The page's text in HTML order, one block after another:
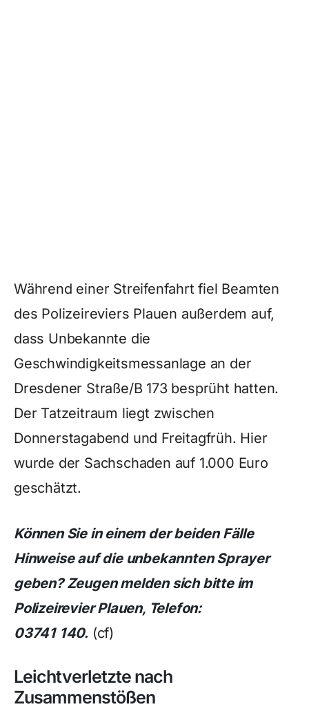
Während einer Streifenfahrt fiel Beamten
des Polizeireviers Plauen außerdem auf,
dass Unbekannte die
Geschwindigkeitsmessanlage an der
Dresdener Straße/B 173 besprüht hatten.
Der Tatzeitraum liegt zwischen
Donnerstagabend und Freitagfrüh. Hier
wurde der Sachschaden auf 1.000 Euro
geschätzt.
Können Sie in einem der beiden Fälle
Hinweise auf die unbekannten Sprayer
geben? Zeugen melden sich bitte im
Polizeirevier Plauen, Telefon:
03741 140. (cf)
Leichtverletzte nach
Zusammenstößen